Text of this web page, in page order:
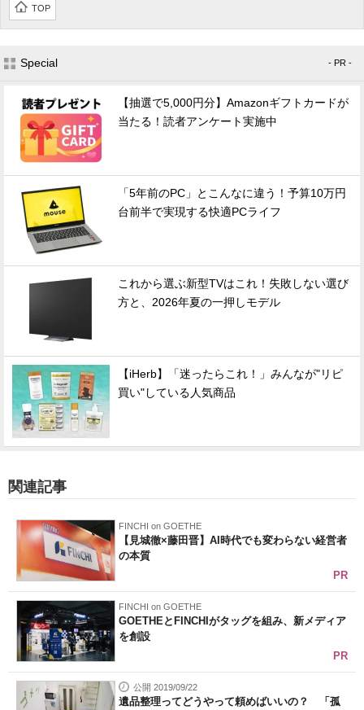
TOP
Special - PR -
【抽選で5,000円分】Amazonギフトカードが
当たる！読者アンケート実施中
「5年前のPC」とこんなに違う！予算10万円
台前半で実現する快適PCライフ
これから選ぶ新型TVはこれ！失敗しない選び
方と、2026年夏の一押しモデル
【iHerb】「迷ったらこれ！」みんなが"リピ
買い"している人気商品
関連記事
FINCHI on GOETHE
【見城徹×藤田晋】AI時代でも変わらない経営者
の本質
PR
FINCHI on GOETHE
GOETHEとFINCHIがタッグを組み、新メディア
を創設
PR
公開 2019/09/22
遺品整理ってどうやって頼めばいいの？ 「孤